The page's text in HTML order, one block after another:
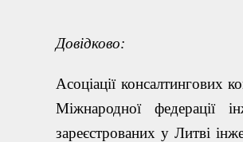
Довідково:
Асоціації консалтингових
Міжнародної федерації
зареєстрованих у Литві